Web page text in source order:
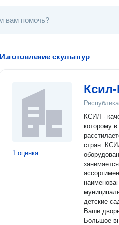
Изготовление скульптур
1 оценка
КСИЛ - качество не
которому
стран. КСИЛ продаёт и устанавливает детское игровое, спортивное
наименований. В своей работе мы
детские сады, а
Ваши
Большое